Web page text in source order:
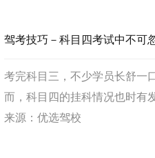
驾考技巧－科目四考试中不可
考完科目三，不少学员长舒一
而，科目四的挂科情况也时有
来探讨科目四考试的重点内容，助你一臂之
来源：优选驾校